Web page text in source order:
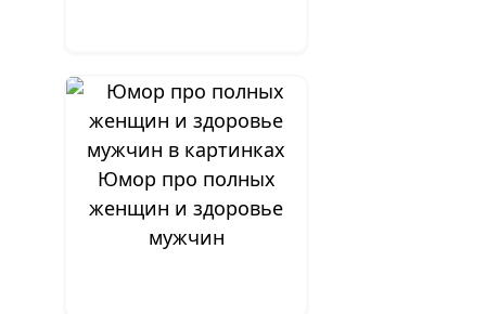
Юмор про полных
женщин и здоровье
мужчин